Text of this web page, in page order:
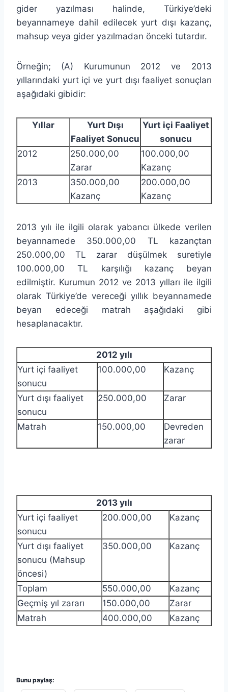
gider yazılması halinde, Türkiye’deki
beyannameye dahil edilecek yurt dışı kazanç,
mahsup veya gider yazılmadan önceki tutardır.
Örneğin;
(A) Kurumunun 2012 ve 2013
yıllarındaki yurt içi ve yurt dışı faaliyet sonuçları
aşağıdaki gibidir:
Yıllar
Yurt Dışı
Faaliyet Sonucu
Yurt içi Faaliyet
sonucu
2012
250.000,00
Zarar
100.000,00
Kazanç
2013
350.000,00
Kazanç
200.000,00
Kazanç
2013 yılı ile ilgili olarak yabancı ülkede verilen
beyannamede 350.000,00 TL kazançtan
250.000,00 TL zarar düşülmek suretiyle
100.000,00 TL karşılığı kazanç beyan
edilmiştir. Kurumun 2012 ve 2013 yılları ile ilgili
olarak Türkiye’de vereceği yıllık beyannamede
beyan edeceği matrah aşağıdaki gibi
hesaplanacaktır.
2012 yılı
Yurt içi faaliyet
sonucu
100.000,00 Kazanç
Yurt dışı faaliyet
sonucu
250.000,00 Zarar
Matrah 150.000,00
Devreden
zarar
2013 yılı
Yurt içi faaliyet
sonucu
200.000,00 Kazanç
Yurt dışı faaliyet
sonucu (Mahsup
öncesi)
350.000,00 Kazanç
Toplam 550.000,00
Kazanç
Geçmiş yıl zararı
150.000,00
Zarar
Matrah
400.000,00 Kazanç
Bunu paylaş: